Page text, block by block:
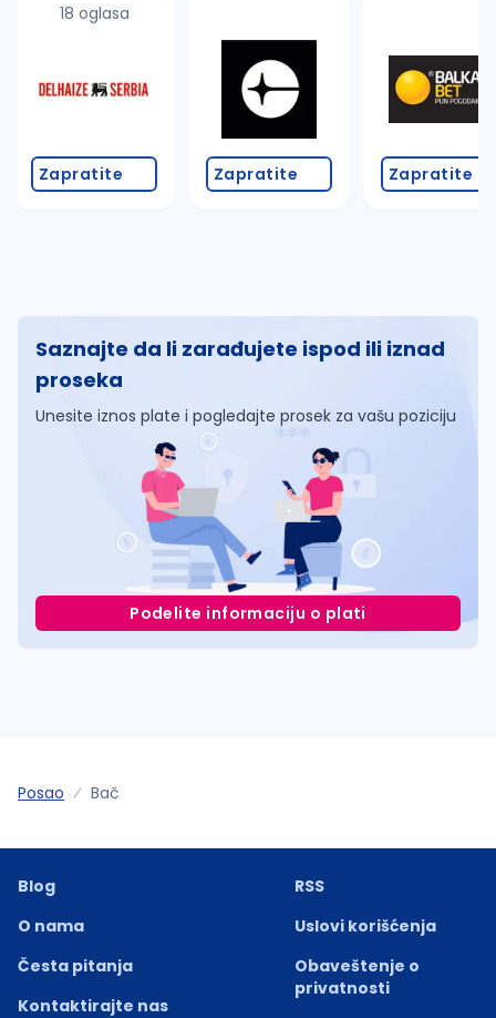
18 oglasa
Zapratite Zapratite Zapratite
Saznajte da li zarađujete ispod ili iznad
proseka
Unesite iznos plate i pogledajte prosek za vašu poziciju
Podelite informaciju o plati
Posao Bač
Blog
O nama
Česta pitanja
Kontaktirajte nas
RSS
Uslovi korišćenja
Obaveštenje o
privatnosti